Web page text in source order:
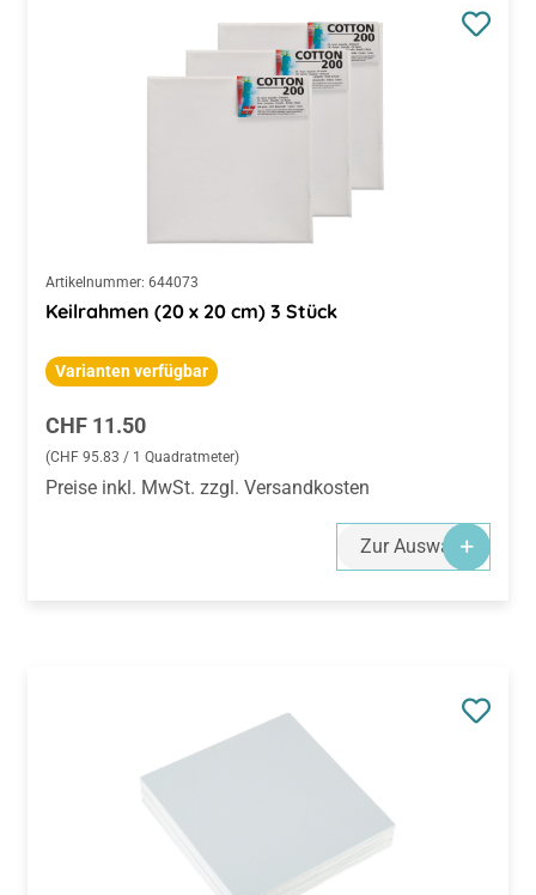
Artikelnummer: 644073
Keilrahmen (20 x 20 cm) 3 Stück
Varianten verfügbar
Regulärer Preis:
CHF 11.50
(CHF 95.83 / 1 Quadratmeter)
Preise inkl. MwSt. zzgl. Versandkosten
Zur Auswahl